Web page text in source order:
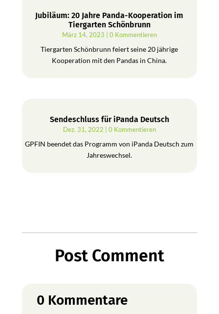
Jubiläum: 20 Jahre Panda-Kooperation im
Tiergarten Schönbrunn
März 14, 2023 | 0 Kommentieren
Tiergarten Schönbrunn feiert seine 20 jährige
Kooperation mit den Pandas in China.
Sendeschluss für iPanda Deutsch
Dez. 31, 2022 | 0 Kommentieren
GPFIN beendet das Programm von iPanda Deutsch zum
Jahreswechsel.
Post Comment
0 Kommentare